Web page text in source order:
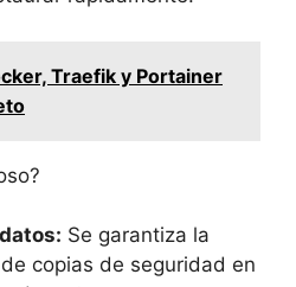
Traefik y Portainer
Se garantiza la
copias de seguridad en